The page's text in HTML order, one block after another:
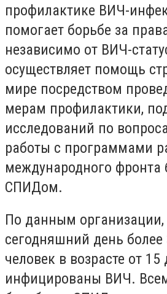
профилактике ВИЧ-
помогает борьбе за
независимо от ВИЧ-
осуществляет помощь
мире посредством
мерам профилактики,
исследований по
работы с программами
международного
СПИДом.
По данным организации,
сегодняшний день
человек в возрасте от 15
инфицированы ВИЧ.